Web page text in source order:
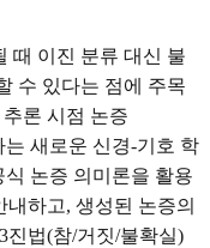
때 이진 분류 대신 불
수 있다는 점에 주목
론 시점 논증
는 새로운 신경-기호 학
논증 의미론을 활용
하고, 생성된 논증의
진법(참/거짓/불확실)